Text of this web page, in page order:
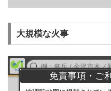
大規模な火事